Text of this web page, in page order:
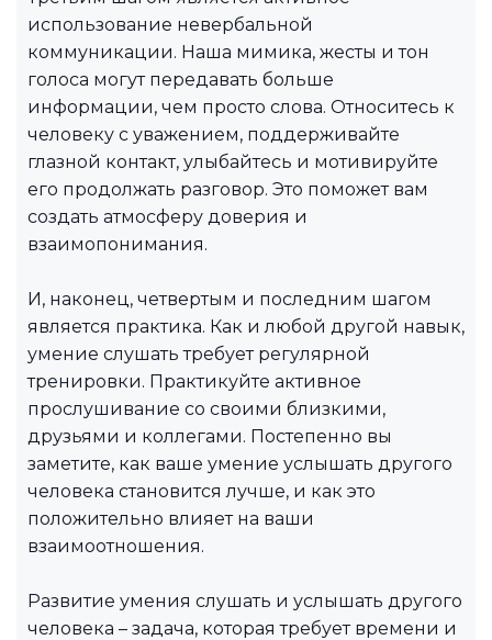
использование невербальной
коммуникации. Наша мимика, жесты и тон
голоса могут передавать больше
информации, чем просто слова. Относитесь к
человеку с уважением, поддерживайте
глазной контакт, улыбайтесь и мотивируйте
его продолжать разговор. Это поможет вам
создать атмосферу доверия и
взаимопонимания.
И, наконец, четвертым и последним шагом
является практика. Как и любой другой навык,
умение слушать требует регулярной
тренировки. Практикуйте активное
прослушивание со своими близкими,
друзьями и коллегами. Постепенно вы
заметите, как ваше умение услышать другого
человека становится лучше, и как это
положительно влияет на ваши
взаимоотношения.
Развитие умения слушать и услышать другого
человека – задача, которая требует времени и